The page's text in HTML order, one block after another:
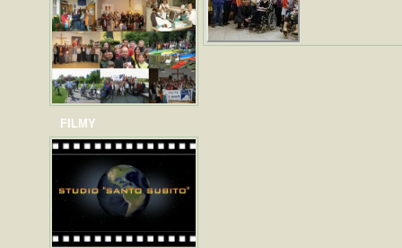
FILMY